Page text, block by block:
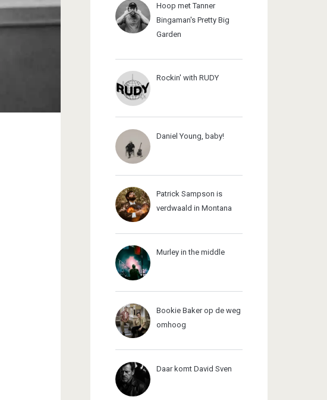
Hoop met Tanner
Bingaman's Pretty Big
Garden
Rockin' with RUDY
Daniel Young, baby!
Patrick Sampson is
verdwaald in Montana
Murley in the middle
Bookie Baker op de weg
omhoog
Daar komt David Sven